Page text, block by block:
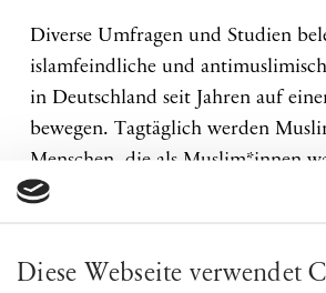
Diese Webseite verwendet
Diverse Umfragen und Studien
islamfeindliche und
in Deutschland seit Jahren auf
bewegen. Tagtäglich werden
Menschen, die als Muslim*innen
werden, zur Zielscheibe für
gezählt; die Zahl der dabei